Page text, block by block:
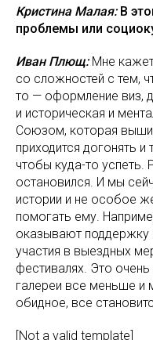
Кристина Малая: В
проблемы или
Иван Плющ: Мне
со сложностей с тем,
то — оформление виз,
и историческая и
Союзом, которая
приходится догонять
чтобы куда-то успеть.
остановился. И мы
истории и не особое
помогать ему.
оказывают поддержку
участия в выездных
фестивалях. Это
галереи все меньше и
обидное, все
[Not a valid template]